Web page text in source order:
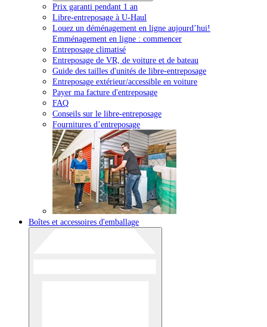
Prix garanti pendant 1 an
Libre-entreposage à U-Haul
Louez un déménagement en ligne aujourd’hui!
Emménagement en ligne : commencer
Entreposage climatisé
Entreposage de VR, de voiture et de bateau
Guide des tailles d'unités de libre-entreposage
Entreposage extérieur/accessible en voiture
Payer ma facture d'entreposage
FAQ
Conseils sur le libre-entreposage
Fournitures d’entreposage
Boîtes et accessoires d'emballage